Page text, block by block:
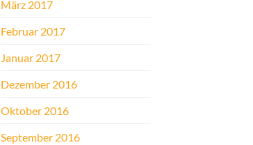
März 2017
Februar 2017
Januar 2017
Dezember 2016
Oktober 2016
September 2016